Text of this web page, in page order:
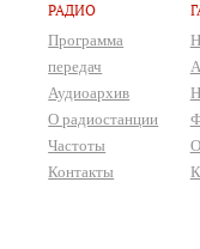
РАДИО
Программа
передач
Аудиоархив
О радиостанции
Частоты
Контакты